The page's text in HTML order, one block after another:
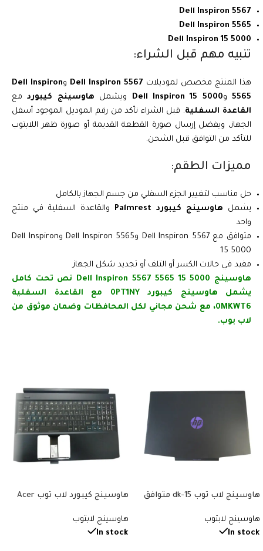
Dell Inspiron 5567
Dell Inspiron 5565
Dell Inspiron 15 5000
تنبيه مهم قبل الشراء:
هذا المنتج مخصص لموديلات Dell Inspiron 5567 وDell Inspiron
5565 وDell Inspiron 15 5000 ويشمل هاوسينج كيبوردمع
القاعدة السفلية. قبل الشراء تأكد من رقم الموديل الموجود أسفل
الجهاز، ويفضل إرسال صورة القطعة القديمة أو صورة ظهر اللابتوب
للتأكد من التوافق قبل الشحن.
مميزات الطقم:
حل مناسب لتغيير الجزء السفلي من جسم الجهاز بالكامل
يشمل هاوسينج كيبورد Palmrest
والقاعدة السفلية في منتج
واحد
متوافق مع Dell Inspiron 5567 وDell Inspiron 5565 وDell Inspiron
15 5000
مفيد في حالات الكسر أو التلف أو تجديد شكل الجهاز
هاوسينج Dell Inspiron 5567 5565 15 5000 نص تحت كامل
يشمل هاوسينج كيبورد 0PT1NY مع القاعدة السفلية
0MKWT6، مع شحن مجاني لكل المحافظات وضمان موثوق من
لاب بوب.
هاوسينج لاب توب 15-dk متوافق
الهاوسينج يشمل الجزء الأمامي
هاوسينج لابتوب
In stock
هاوسينج كيبورد لاب توب Acer
AN515-51، Predator Helios 300
G3-571. رقم القطعة:
هاوسينج لابتوب
In stock